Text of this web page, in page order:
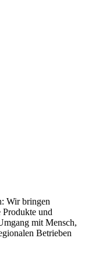
Wir bringen
Produkte und
mit Mensch,
Betrieben